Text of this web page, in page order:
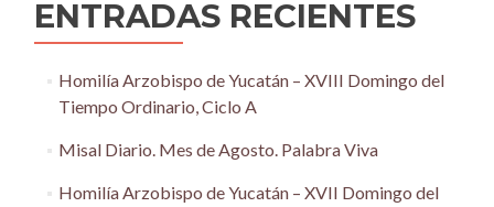
ENTRADAS RECIENTES
Homilía Arzobispo de Yucatán – XVIII Domingo del
Tiempo Ordinario, Ciclo A
Misal Diario. Mes de Agosto. Palabra Viva
Homilía Arzobispo de Yucatán – XVII Domingo del